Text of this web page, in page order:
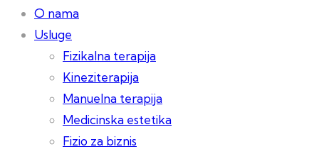
O nama
Usluge
Fizikalna terapija
Kineziterapija
Manuelna terapija
Medicinska estetika
Fizio za biznis